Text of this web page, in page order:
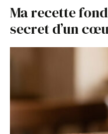
Ma recette
secret d’un